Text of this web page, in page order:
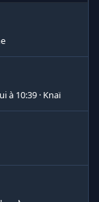
à 10:39 Knaï